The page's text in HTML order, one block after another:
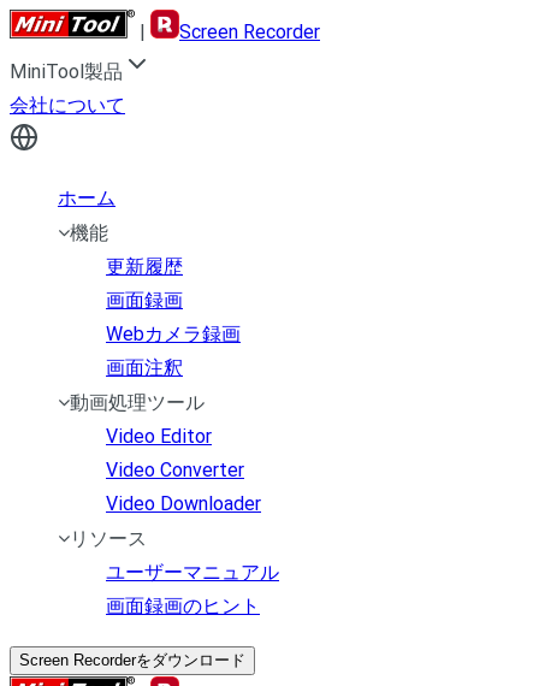
|
Screen Recorder
MiniTool製品
会社について
ホーム
機能
更新履歴
画面録画
Webカメラ録画
画面注釈
動画処理ツール
Video Editor
Video Converter
Video Downloader
リソース
ユーザーマニュアル
画面録画のヒント
Screen Recorderをダウンロード